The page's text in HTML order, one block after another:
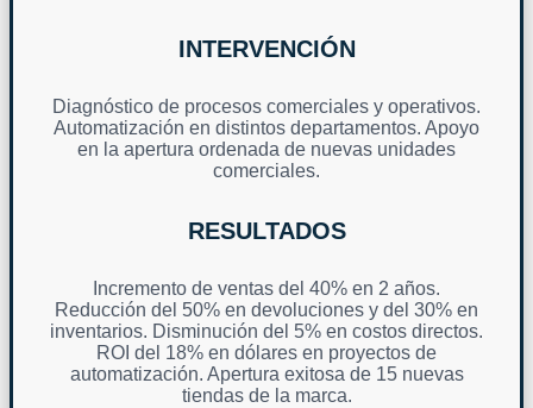
INTERVENCIÓN
Diagnóstico de procesos comerciales y operativos.
Automatización en distintos departamentos. Apoyo
en la apertura ordenada de nuevas unidades
comerciales.
RESULTADOS
Incremento de ventas del 40% en 2 años.
Reducción del 50% en devoluciones y del 30% en
inventarios. Disminución del 5% en costos directos.
ROI del 18% en dólares en proyectos de
automatización. Apertura exitosa de 15 nuevas
tiendas de la marca.